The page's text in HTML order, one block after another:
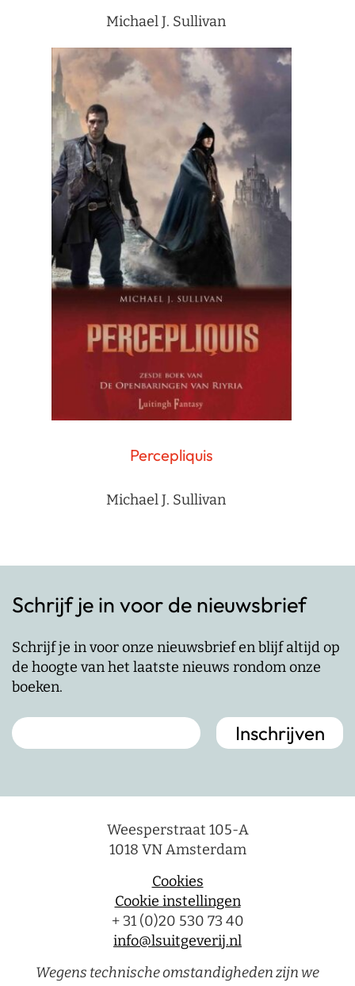
Michael J. Sullivan
Percepliquis
Michael J. Sullivan
Schrijf je in voor de nieuwsbrief
Schrijf je in voor onze nieuwsbrief en blijf altijd op
de hoogte van het laatste nieuws rondom onze
boeken.
Weesperstraat 105-A
1018 VN Amsterdam
Cookies
Cookie instellingen
+ 31 (0)20 530 73 40
info@lsuitgeverij.nl
Wegens technische omstandigheden zijn we